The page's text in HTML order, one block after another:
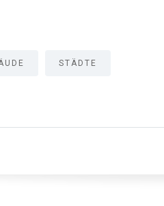
STÄDTE